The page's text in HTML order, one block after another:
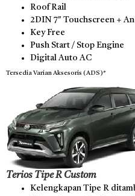
Roof Rail
2DIN 7″ Touchscreen +
Key Free
Push Start / Stop Engine
Digital Auto AC
Tersedia Varian Aksesoris (ADS)*
Terios Tipe R Custom
Kelengkapan Tipe R